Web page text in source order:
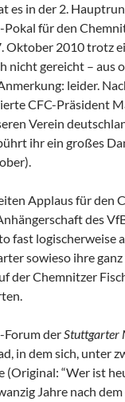
es in der 2.
für den
Oktober 2010 trotz
nicht gereicht – aus
leider.
CFC-Präsident
Verein
ihr ein großes
Applaus für den
des
fast logischerweise
sowieso ihre ganz
der Chemnitzer
Forum derStuttgarter
in dem sich, unter
(Original: “Wer ist
Jahre nach